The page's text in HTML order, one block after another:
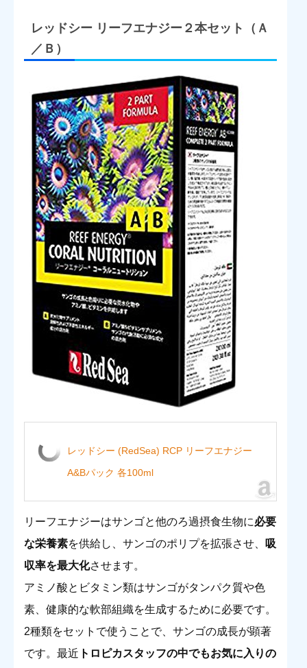
レッドシー リーフエナジー２本セット（Ａ
／Ｂ）
レッドシー (RedSea) RCP リーフエナジー
A&Bパック 各100ml
リーフエナジーはサンゴと他のろ過摂食生物に必要
な栄養素を供給し、サンゴのポリプを拡張させ、
吸
収率を最大化させます。
アミノ酸とビタミン類はサンゴがタンパク質や色
素、健康的な軟部組織を生成するために必要です。
2種類をセットで使うことで、サンゴの成長が顕著
です。最近 トロピカスタッフの中でもお気に入りの